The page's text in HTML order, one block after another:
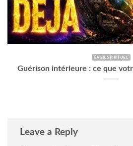
ÉVEIL SPIRITUEL
Guérison intérieure : ce que
Leave a Reply